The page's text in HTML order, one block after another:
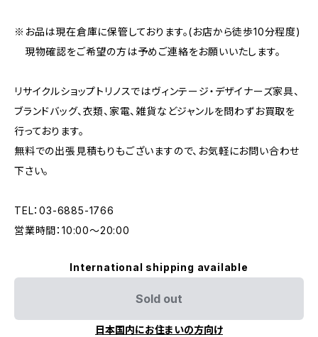
※お品は現在倉庫に保管しております。(お店から徒歩10分程度)
現物確認をご希望の方は予めご連絡をお願いいたします。
リサイクルショップトリノスではヴィンテージ・デザイナーズ家具、
ブランドバッグ、衣類、家電、雑貨などジャンルを問わずお買取を
行っております。
無料での出張見積もりもございますので、お気軽にお問い合わせ
下さい。
TEL：03-6885-1766
営業時間：10:00〜20:00
International shipping available
Sold out
日本国内にお住まいの方向け